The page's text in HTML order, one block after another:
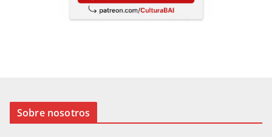
Sobre nosotros